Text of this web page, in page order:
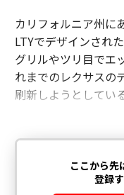
カリフォルニア州に
LTYでデザインされ
グリルやツリ目でエ
れまでのレクサスの
刷新しようとしてい